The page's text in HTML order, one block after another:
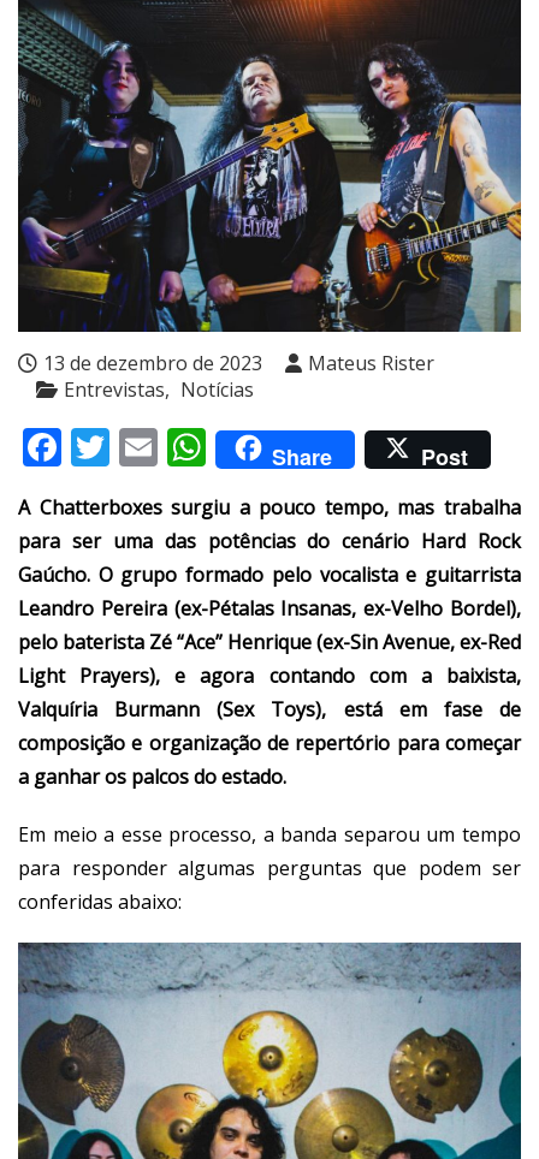
13 de dezembro de 2023
Mateus Rister
Entrevistas
Notícias
Facebook
Twitter
EmailWhatsApp
Share Post
A Chatterboxes surgiu a pouco tempo, mas trabalha
para ser uma das potências do cenário Hard Rock
Gaúcho. O grupo formado pelo vocalista e guitarrista
Leandro Pereira (ex-Pétalas Insanas, ex-Velho Bordel),
pelo baterista Zé “Ace” Henrique (ex-Sin Avenue, ex-Red
Light Prayers), e agora contando com a baixista,
Valquíria Burmann (Sex Toys), está em fase de
composição e organização de repertório para começar
a ganhar os palcos do estado.
Em meio a esse processo, a banda separou um tempo
para responder algumas perguntas que podem ser
conferidas abaixo: